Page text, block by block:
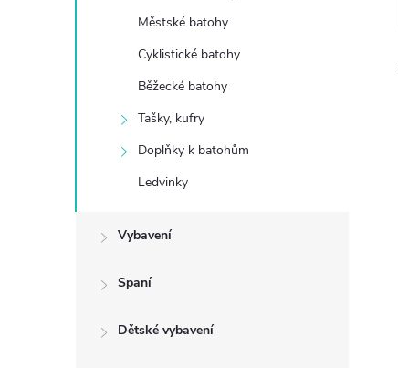
Městské batohy
Cyklistické batohy
Běžecké batohy
Tašky, kufry
Doplňky k batohům
Ledvinky
Vybavení
Spaní
Dětské vybavení